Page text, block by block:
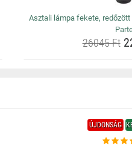
Asztali lámpa fekete,
26045 Ft
ÚJDONSÁG